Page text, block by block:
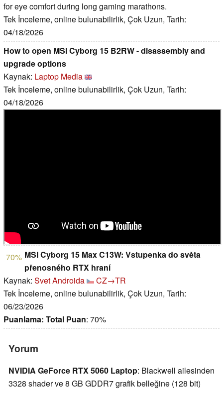
for eye comfort during long gaming marathons.
Tek İnceleme, online bulunabilirlik, Çok Uzun, Tarih:
04/18/2026
How to open MSI Cyborg 15 B2RW - disassembly and
upgrade options
Kaynak: Laptop Media
Tek İnceleme, online bulunabilirlik, Çok Uzun, Tarih:
04/18/2026
70% MSI Cyborg 15 Max C13W: Vstupenka do světa
přenosného RTX hraní
Kaynak: Svet Androida
CZ→TR
Tek İnceleme, online bulunabilirlik, Çok Uzun, Tarih:
06/23/2026
Puanlama: Total Puan: 70%
Yorum
NVIDIA GeForce RTX 5060 Laptop: Blackwell ailesinden
3328 shader ve 8 GB GDDR7 grafik belleğine (128 bit)